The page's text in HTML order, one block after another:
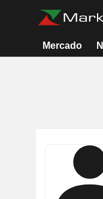
Mercado